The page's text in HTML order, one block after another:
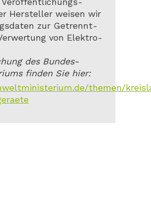
Hersteller weisen wir
zur Getrennt-
von Elektro-
des Bundes-
finden Sie hier:
themen/